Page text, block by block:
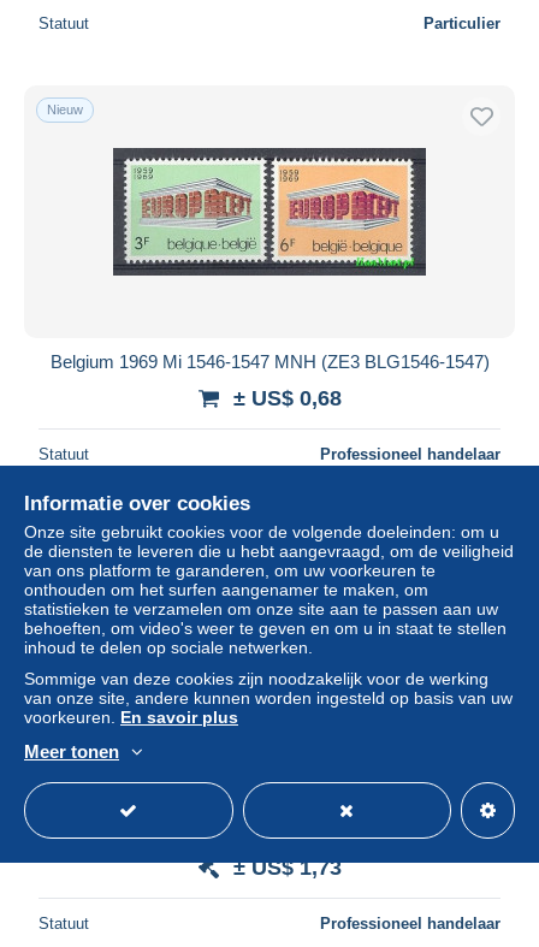
Statuut Particulier
Nieuw
Belgium 1969 Mi 1546-1547 MNH (ZE3 BLG1546-1547)
± US$ 0,68
Statuut Professioneel handelaar
Nieuw
48885 service N°31/35 drapeau flag France 1969
strasbourg conseil de l'europe Carte maximum card fdc
édition CEF
± US$ 1,73
Statuut Professioneel handelaar
Informatie over cookies
Onze site gebruikt cookies voor de volgende doeleinden: om u
de diensten te leveren die u hebt aangevraagd, om de veiligheid
van ons platform te garanderen, om uw voorkeuren te
onthouden om het surfen aangenamer te maken, om
statistieken te verzamelen om onze site aan te passen aan uw
behoeften, om video's weer te geven en om u in staat te stellen
inhoud te delen op sociale netwerken.
Sommige van deze cookies zijn noodzakelijk voor de werking
van onze site, andere kunnen worden ingesteld op basis van uw
voorkeuren. En savoir plus
Meer tonen